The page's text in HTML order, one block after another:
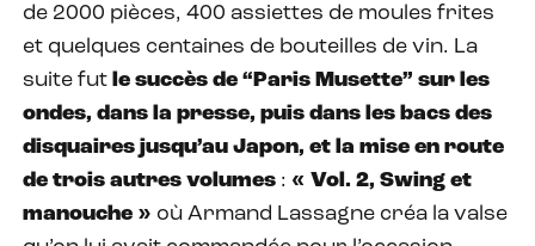
de 2000 pièces, 400 assiettes de moules frites
et quelques centaines de bouteilles de vin. La
suite fut le succès de “Paris Musette” sur les
ondes, dans la presse, puis dans les bacs des
disquaires jusqu’au Japon, et la mise en route
de trois autres volumes : « Vol. 2, Swing et
manouche » où Armand Lassagne créa la valse